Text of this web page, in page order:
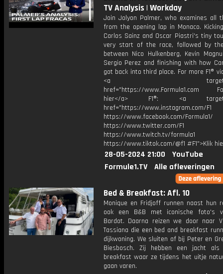
TV Analysis | Workday
Join Jolyon Palmer, who examines all
from the opening lap in Monaco.
Carlos Sainz and Oscar Piastri's tiny
very start of the race, followed by
between Nico Hulkenberg, Kevin
Sergio Perez and finishing with how
got back into third place. For more F1®
<a
href="https://www.Formula1.com
hier</a> F1®: <a
href="https://www.instagram.com/F1
https://www.facebook.com/Formula1/
https://www.twitter.com/F1
https://www.twitch.tv/formula1
https://www.tiktok.com/@f1 #F1">Klik
28-05-2024 21:00
YouTube
Formule1.TV
Alle afleveringen
Bed & Breakfast: Afl. 10
Monique en Fridjoff runnen naast hun
ook een B&B met iconische foto's
Bardot. Daarna reizen we door naar
Tassiana die een bed and breakfast
dijkwoning. We sluiten af bij Peter en
Biesbosch. Zij hebben een jacht
breakfast waar ze tijdens het uitje
gaan varen.